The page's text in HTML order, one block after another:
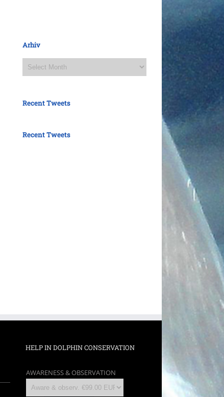
Arhiv
Arhiv
Recent Tweets
Recent Tweets
HELP IN DOLPHIN CONSERVATION
AWARENESS & OBSERVATION